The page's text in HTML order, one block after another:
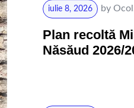
iulie 8, 2026 by
Plan recoltă
Năsăud 2026/